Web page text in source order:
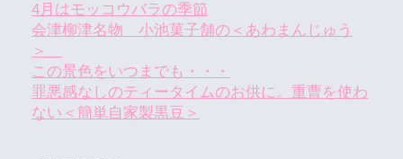
4月はモッコウバラの季節
会津柳津名物 小池菓子舗の＜あわまんじゅう
＞
この景色をいつまでも・・・
罪悪感なしのティータイムのお供に。重曹を使わ
ない＜簡単自家製黒豆＞